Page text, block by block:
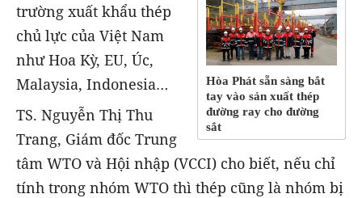
Hòa Phát sẵn sàng bắt
tay vào sản xuất thép
đường ray cho đường
sắt
trường xuất khẩu thép
chủ lực của Việt Nam
như Hoa Kỳ, EU, Úc,
Malaysia, Indonesia…
TS. Nguyễn Thị Thu
Trang, Giám đốc Trung
tâm WTO và Hội nhập (VCCI) cho biết, nếu chỉ
tính trong nhóm WTO thì thép cũng là nhóm bị